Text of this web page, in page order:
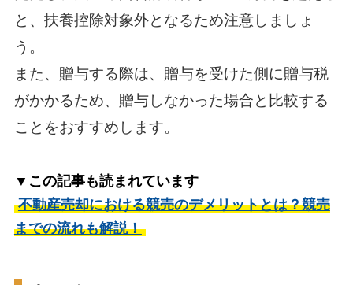
と、扶養控除対象外となるため注意しましょ
う。
また、贈与する際は、贈与を受けた側に贈与税
がかかるため、贈与しなかった場合と比較する
ことをおすすめします。
▼この記事も読まれています
不動産売却における競売のデメリットとは？競売
までの流れも解説！